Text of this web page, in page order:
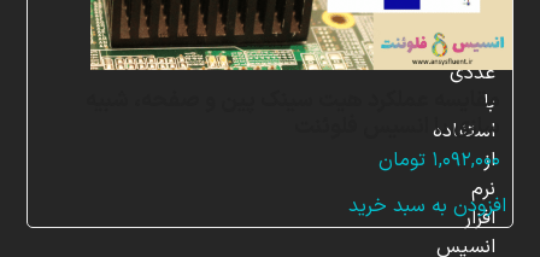
مقایسه عملکرد هیت سینک پین و صفحه، شبیه
سازی با انسیس فلوئنت
۱,۰۹۲,۰۰۰ تومان
افزودن به سبد خرید
شبیه
سازی
عددی
با
استفاده
از
نرم
افزار
انسیس